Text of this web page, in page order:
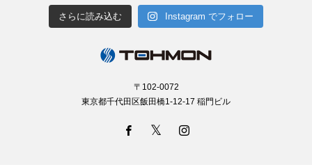
さらに読み込む Instagram でフォロー
〒102-0072
東京都千代田区飯田橋1-12-17 稲門ビル